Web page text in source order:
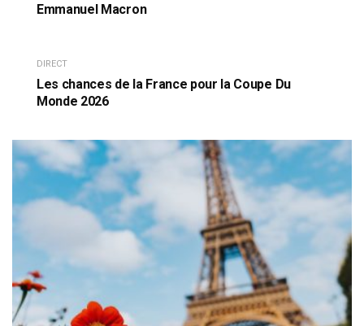
Emmanuel Macron
DIRECT
Les chances de la France pour la Coupe Du
Monde 2026